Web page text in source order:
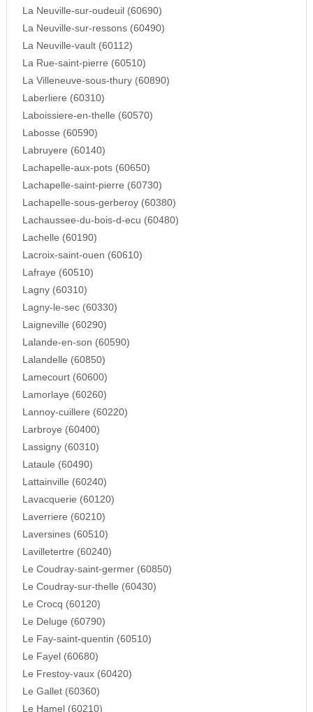
La Neuville-sur-oudeuil (60690)
La Neuville-sur-ressons (60490)
La Neuville-vault (60112)
La Rue-saint-pierre (60510)
La Villeneuve-sous-thury (60890)
Laberliere (60310)
Laboissiere-en-thelle (60570)
Labosse (60590)
Labruyere (60140)
Lachapelle-aux-pots (60650)
Lachapelle-saint-pierre (60730)
Lachapelle-sous-gerberoy (60380)
Lachaussee-du-bois-d-ecu (60480)
Lachelle (60190)
Lacroix-saint-ouen (60610)
Lafraye (60510)
Lagny (60310)
Lagny-le-sec (60330)
Laigneville (60290)
Lalande-en-son (60590)
Lalandelle (60850)
Lamecourt (60600)
Lamorlaye (60260)
Lannoy-cuillere (60220)
Larbroye (60400)
Lassigny (60310)
Lataule (60490)
Lattainville (60240)
Lavacquerie (60120)
Laverriere (60210)
Laversines (60510)
Lavilletertre (60240)
Le Coudray-saint-germer (60850)
Le Coudray-sur-thelle (60430)
Le Crocq (60120)
Le Deluge (60790)
Le Fay-saint-quentin (60510)
Le Fayel (60680)
Le Frestoy-vaux (60420)
Le Gallet (60360)
Le Hamel (60210)